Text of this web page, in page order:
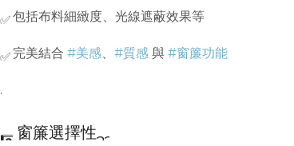
包括布料細緻度、光線遮蔽效果等
完美結合 #美感、 #質感 與 #窗簾功能
.
窗簾選擇性